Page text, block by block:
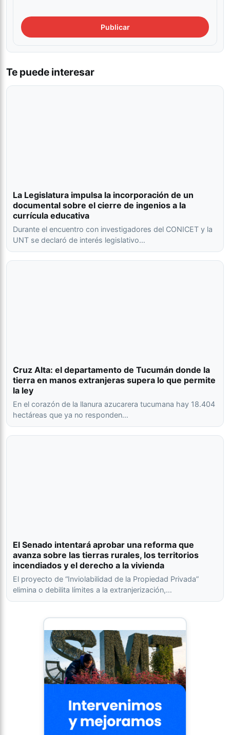
Te puede interesar
La Legislatura impulsa la incorporación de un
documental sobre el cierre de ingenios a la
currícula educativa
Durante el encuentro con investigadores del CONICET y la
UNT se declaró de interés legislativo…
Cruz Alta: el departamento de Tucumán donde la
tierra en manos extranjeras supera lo que permite
la ley
En el corazón de la llanura azucarera tucumana hay 18.404
hectáreas que ya no responden…
El Senado intentará aprobar una reforma que
avanza sobre las tierras rurales, los territorios
incendiados y el derecho a la vivienda
El proyecto de “Inviolabilidad de la Propiedad Privada”
elimina o debilita límites a la extranjerización,…